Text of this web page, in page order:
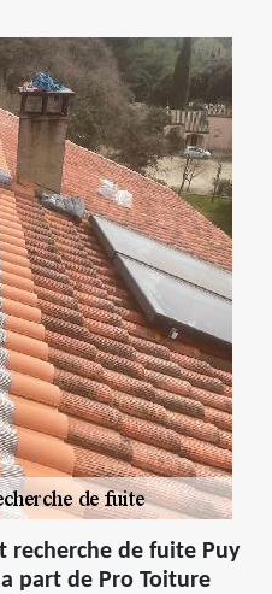
recherche de fuite Puy
part de Pro Toiture